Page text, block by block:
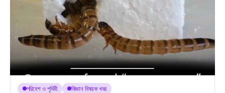
পরিবেশ ও পৃথিবী বিজ্ঞান বিষয়ক খবর